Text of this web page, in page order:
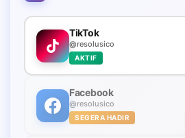
TikTok
@resolusico
AKTIF
Facebook
@resolusico
SEGERA HADIR